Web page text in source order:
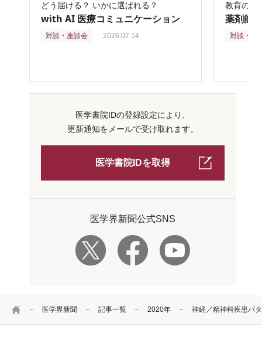
HOME 医学界新聞 記事一覧 2020年 神経／精神科疾患パ
どう届ける？ いかに選ばれる？
with AI 医療コミュニケーション
対談・座談会 2026.07.14
教育の再
薬剤師
対談・座
医学書院IDの登録設定により、
更新通知をメールで受け取れます。
医学書院IDを取得
医学界新聞公式SNS